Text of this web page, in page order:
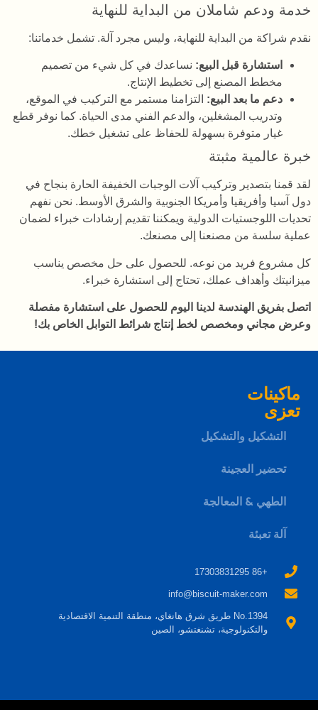
خدمة ودعم شاملان من البداية للنهاية
نقدم شراكة من البداية للنهاية، وليس مجرد آلة. تشمل خدماتنا:
استشارة قبل البيع: نساعدك في كل شيء من تصميم
مخطط المصنع إلى تخطيط الإنتاج.
دعم ما بعد البيع: التزامنا مستمر مع التركيب في الموقع،
وتدريب المشغلين، والدعم الفني مدى الحياة. كما نوفر قطع
غيار متوفرة بسهولة للحفاظ على تشغيل خطك.
خبرة عالمية مثبتة
لقد قمنا بتصدير وتركيب آلات الوجبات الخفيفة الحارة بنجاح في
دول آسيا وأفريقيا وأمريكا الجنوبية والشرق الأوسط. نحن نفهم
تحديات اللوجستيات الدولية ويمكننا تقديم إرشادات خبراء لضمان
عملية سلسة من مصنعنا إلى مصنعك.
كل مشروع فريد من نوعه. للحصول على حل مخصص يناسب
ميزانيتك وأهداف عملك، تحتاج إلى استشارة خبراء.
اتصل بفريق الهندسة لدينا اليوم للحصول على استشارة مفصلة
وعرض مجاني ومخصص لخط إنتاج شرائط التوابل الخاص بك!
ماكينات
تعزى
التشكيل والتشكيل
تحضير العجينة
الطهي & المعالجة
آلة تعبئة
+86 17303831295
info@biscuit-maker.com
No.1394 طريق شرق هانغاي، منطقة التنمية الاقتصادية
والتكنولوجية، تشنغتشو، الصين